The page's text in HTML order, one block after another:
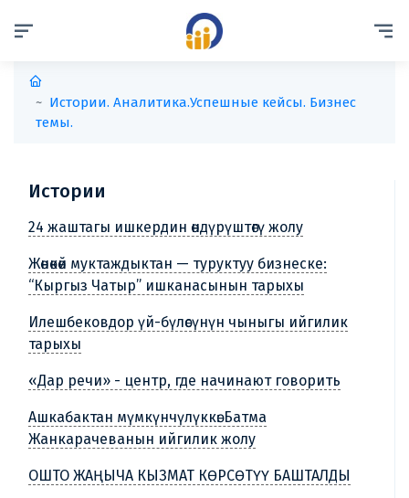
Истории. Аналитика.Успешные кейсы. Бизнес
темы.
Истории
24 жаштагы ишкердин өндүрүштөгү жолу
Жөнөкөй муктаждыктан — туруктуу бизнеске:
“Кыргыз Чатыр” ишканасынын тарыхы
Илешбековдор үй-бүлөсүнүн чыныгы ийгилик
тарыхы
«Дар речи» - центр, где начинают говорить
Ашкабактан мүмкүнчүлүккө: Батма
Жанкарачеванын ийгилик жолу
ОШТО ЖАҢЫЧА КЫЗМАТ КӨРСӨТҮҮ БАШТАЛДЫ